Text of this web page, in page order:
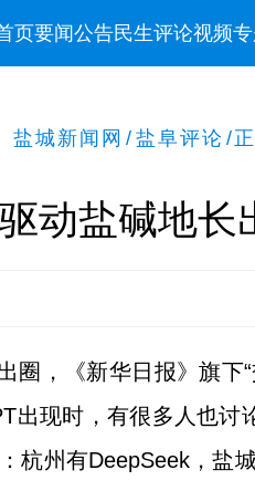
页要闻公告民生评论视频
盐城新闻网 / 盐阜评论 /
动盐碱地长
圈，《新华日报》旗
出现时，有很多人也
杭州有DeepSeek，盐